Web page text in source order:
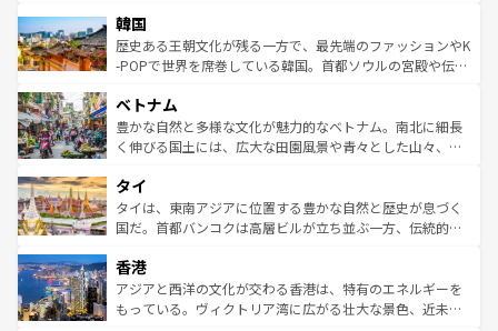
ワイを、存分に味わってほしい。 なお、新着のハワイ情報
はコンテンツ一覧を参照してほしい。
いる。アクティビティも充実しており、サーフィンやダイ
ビング、ハイキングなど、アウトドア好きにはたまらな
い。オーストラリアの多彩な魅力を存分に味わいつくそ
参照してほしい。
ン）、静ひつな山岳地帯である台湾東部など、都市の喧騒
と山間の静けさが共存しており、訪れる人に新しい発見と
驚きをもたらしてくれる。また、奥深い台湾の食文化も魅
容にもいいと評判のスイーツなど、バラエティ豊かな料理
が味わえる。 なお、新着の台湾情報は コンテンツ一覧を参
照してほしい。
韓国
歴史ある王朝文化が残る一方で、最先端のファッションやK
-POPで世界を席巻している韓国。首都ソウルの宮殿や伝統
き、地方に足を延ばせば四季折々の自然美を楽しむことが
できる。そして、キムチや焼肉、絶品のストリートフード
まで、さまざまな韓国料理が待っている。夜には、韓国な
リティに包まれながら、韓国の多彩な魅力を心ゆくまで味
わってみてほしい。 なお、新着の韓国情報はコンテンツ一
覧を参照してほしい。
ベトナム
豊かな自然と多様な文化が魅力的なベトナム。南北に細長
く伸びる国土には、広大な田園風景や青々とした山々、世
急速な発展と共に伝統が息づく。ハノイの古い町並みやホ
ーチミン市のフランス統治時代の建物も、独特の雰囲気を
醸し出している。また、バラエティの豊かさとおいしさで
とつ。フォーやバインミー、ベトナムコーヒーなどは、ぜ
ひ現地で味わいたい。どの地域を訪れてもあたたかい人々
が旅行者を迎えてくれるので、きっと忘れられない旅にな
タイ
タイは、東南アジアに位置する豊かな自然と歴史が息づく
国だ。首都バンコクは高層ビルが立ち並ぶ一方、伝統的な
の活気が交差している。北部ではチェンマイなどの山岳地
帯で自然と触れ合い、南部ではプーケットやクラビの美し
いビーチでリゾート気分を楽しむことができる。タイ料理
香港
アジアと西洋の文化が交わる香港は、特有のエネルギーを
もっている。ヴィクトリア湾に広がる壮大な景色、近未来